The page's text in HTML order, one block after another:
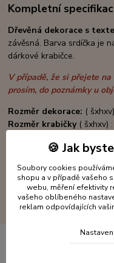
Kompletní
Dřevěná dekorace s
závěsná. Barva srdíčka je
dárkové krabičce.
V případě, že si přejete
prosím, do poznámky u
Rozměr dekorace: (
Rozměr krabičky ( šxhxv)
🍪 Jak
Soubory cookies
shopu a v případě vašeho
webu, měření efektivity
vašeho oblíbeného
reklam odpovídajících